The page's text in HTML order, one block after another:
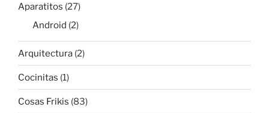
Aparatitos (27)
Android (2)
Arquitectura (2)
Cocinitas (1)
Cosas Frikis (83)